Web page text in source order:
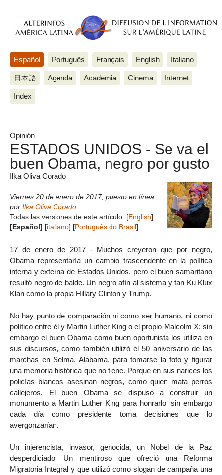
Español Português Français English Italiano
日本語 Agenda Academia Cinema Internet
Index
Opinión
ESTADOS UNIDOS - Se va el
buen Obama, negro por gusto
Ilka Oliva Corado
Viernes 20 de enero de 2017, puesto en línea
por Ilka Oliva Corado
Todas las versiones de este artículo: [English]
[Español] [italiano] [Português do Brasil]
17 de enero de 2017 - Muchos creyeron que por negro,
Obama representaría un cambio trascendente en la política
interna y externa de Estados Unidos, pero el buen samaritano
resultó negro de balde. Un negro afín al sistema y tan Ku Klux
Klan como la propia Hillary Clinton y Trump.
No hay punto de comparación ni como ser humano, ni como
político entre él y Martin Luther King o el propio Malcolm X; sin
embargo el buen Obama como buen oportunista los utiliza en
sus discursos, como también utilizó el 50 aniversario de las
marchas en Selma, Alabama, para tomarse la foto y figurar
una memoria histórica que no tiene. Porque en sus narices los
policías blancos asesinan negros, como quien mata perros
callejeros. El buen Obama se dispuso a construir un
monumento a Martin Luther King para honrarlo, sin embargo
cada día como presidente toma decisiones que lo
avergonzarían.
Un injerencista, invasor, genocida, un Nobel de la Paz
desperdiciado. Un mentiroso que ofreció una Reforma
Migratoria Integral y que utilizó como slogan de campaña una